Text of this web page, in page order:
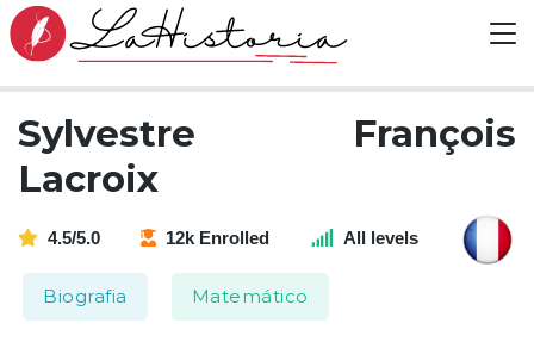
Sylvestre François
Lacroix
4.5/5.0 12k Enrolled All levels
Biografia Matemático